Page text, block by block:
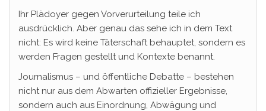
Ihr Plädoyer gegen Vorverurteilung teile ich
ausdrücklich. Aber genau das sehe ich in dem Text
nicht: Es wird keine Täterschaft behauptet, sondern es
werden Fragen gestellt und Kontexte benannt.
Journalismus – und öffentliche Debatte – bestehen
nicht nur aus dem Abwarten offizieller Ergebnisse,
sondern auch aus Einordnung, Abwägung und